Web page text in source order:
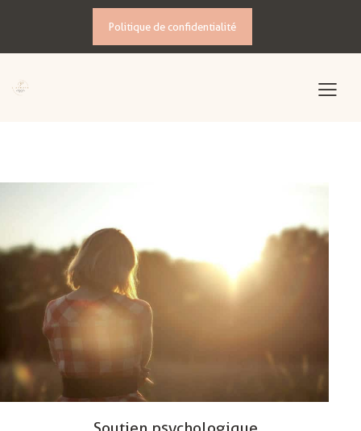
Politique de confidentialité